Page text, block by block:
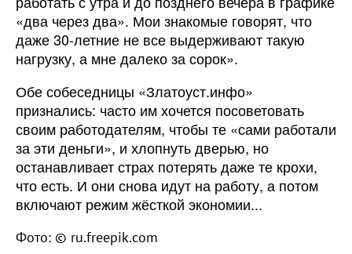
«два через два». Мои знакомые говорят, что
даже 30-летние не все выдерживают такую
нагрузку, а мне далеко за сорок».
Обе собеседницы «Златоуст.инфо»
признались: часто им хочется посоветовать
своим работодателям, чтобы те «сами работали
за эти деньги», и хлопнуть дверью, но
останавливает страх потерять даже те крохи,
что есть. И они снова идут на работу, а потом
включают режим жёсткой экономии...
Фото: © ru.freepik.com